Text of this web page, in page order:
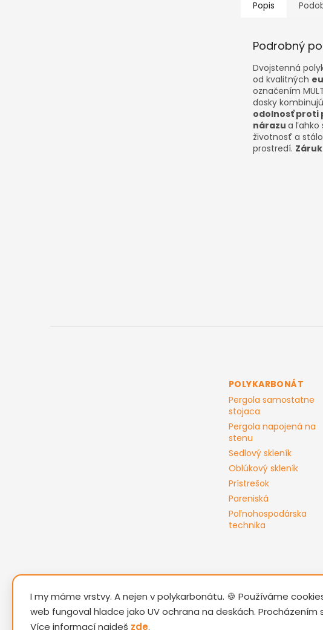
Popis
Podrobný
Dvojstenná
od kvalitných
označením
dosky
odolnosť proti
nárazu a ľahko
životnosť a
prostredí.
POLYKARBONÁT
Pergola samostatne
stojaca
Pergola napojená na
stenu
Sedlový skleník
Oblúkový skleník
Prístrešok
Pareniská
Poľnohospodárska
technika
I my máme vrstvy. A nejen v polykarbonátu. 🍪 Používáme
web fungoval hladce jako UV ochrana na deskách. Procházením
Více informací najdeš zde.